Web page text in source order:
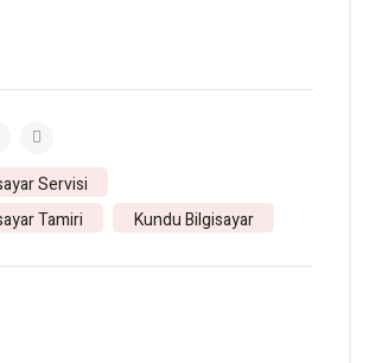
Servisi
Tamiri
Kundu Bilgisayar